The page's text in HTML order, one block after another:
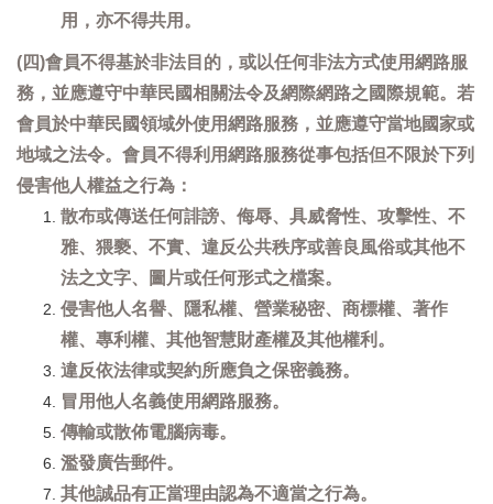
用，亦不得共用。
(四)會員不得基於非法目的，或以任何非法方式使用網路服
務，並應遵守中華民國相關法令及網際網路之國際規範。若
會員於中華民國領域外使用網路服務，並應遵守當地國家或
地域之法令。會員不得利用網路服務從事包括但不限於下列
侵害他人權益之行為：
散布或傳送任何誹謗、侮辱、具威脅性、攻擊性、不
雅、猥褻、不實、違反公共秩序或善良風俗或其他不
法之文字、圖片或任何形式之檔案。
侵害他人名譽、隱私權、營業秘密、商標權、著作
權、專利權、其他智慧財產權及其他權利。
違反依法律或契約所應負之保密義務。
冒用他人名義使用網路服務。
傳輸或散佈電腦病毒。
濫發廣告郵件。
其他誠品有正當理由認為不適當之行為。